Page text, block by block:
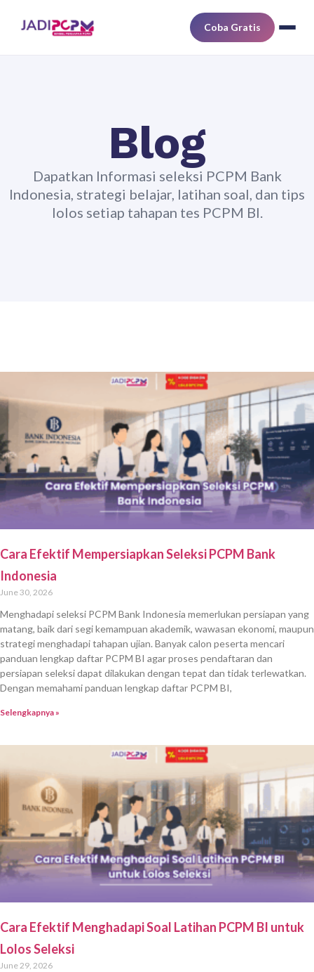
Coba Gratis
Blog
Dapatkan Informasi seleksi PCPM Bank
Indonesia, strategi belajar, latihan soal, dan tips
lolos setiap tahapan tes PCPM BI.
Cara Efektif Mempersiapkan Seleksi PCPM Bank
Indonesia
June 30, 2026
Menghadapi seleksi PCPM Bank Indonesia memerlukan persiapan yang
matang, baik dari segi kemampuan akademik, wawasan ekonomi, maupun
strategi menghadapi tahapan ujian. Banyak calon peserta mencari
panduan lengkap daftar PCPM BI agar proses pendaftaran dan
persiapan seleksi dapat dilakukan dengan tepat dan tidak terlewatkan.
Dengan memahami panduan lengkap daftar PCPM BI,
Selengkapnya »
Cara Efektif Menghadapi Soal Latihan PCPM BI untuk
Lolos Seleksi
June 29, 2026